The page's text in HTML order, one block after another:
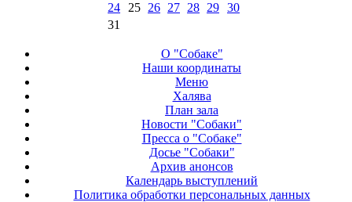
24
25 26 27 28 29 30
31
О "Собаке"
Наши координаты
Меню
Халява
План зала
Новости "Собаки"
Пресса о "Собаке"
Досье "Собаки"
Архив анонсов
Календарь выступлений
Политика обработки персональных данных